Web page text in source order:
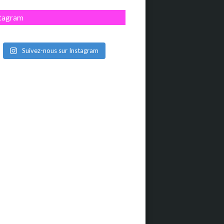
Suivez-nous sur Instagram